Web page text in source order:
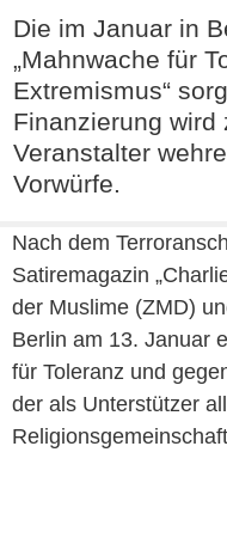
DEBATTE
Die im Januar in
„Mahnwache für
Extremismus“
Finanzierung wird
Veranstalter
Vorwürfe.
Nach dem
Satiremagazin
der Muslime (ZMD)
Berlin am 13. Januar
für Toleranz und
der als Unterstützer